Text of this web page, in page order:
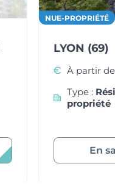
NUE-PROPRIÉTÉ
LYON (69)
À partir
Type :
propriété
En